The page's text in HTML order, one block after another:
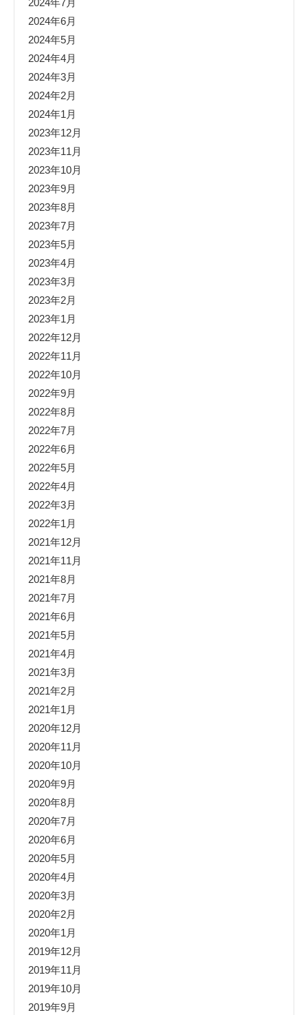
2024年6月
2024年5月
2024年4月
2024年3月
2024年2月
2024年1月
2023年12月
2023年11月
2023年10月
2023年9月
2023年8月
2023年7月
2023年5月
2023年4月
2023年3月
2023年2月
2023年1月
2022年12月
2022年11月
2022年10月
2022年9月
2022年8月
2022年7月
2022年6月
2022年5月
2022年4月
2022年3月
2022年1月
2021年12月
2021年11月
2021年8月
2021年7月
2021年6月
2021年5月
2021年4月
2021年3月
2021年2月
2021年1月
2020年12月
2020年11月
2020年10月
2020年9月
2020年8月
2020年7月
2020年6月
2020年5月
2020年4月
2020年3月
2020年2月
2020年1月
2019年12月
2019年11月
2019年10月
2019年9月